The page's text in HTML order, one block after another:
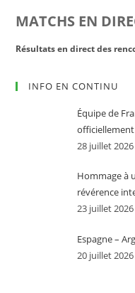
MATCHS EN
Résultats en direct des
INFO EN CONTINU
Équipe de
28 juillet 2026
Hommage à
révérence
23 juillet 2026
Espagne –
20 juillet 2026